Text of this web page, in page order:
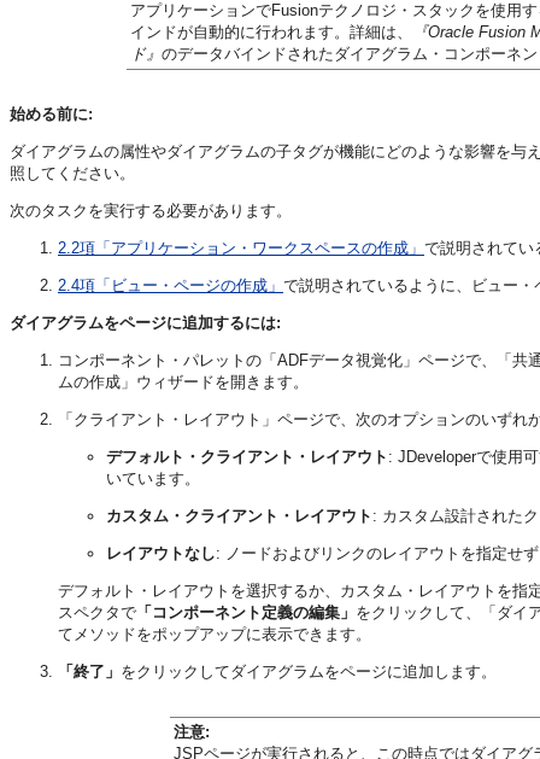
アプリケーションでFusionテクノロジ・スタックを使用
インドが自動的に行われます。詳細は、
『Oracle Fusion
ド』 のデータバインドされたダイアグラム・コンポーネ
始める前に:
ダイアグラムの属性やダイアグラムの子タグが機能にどのような影響を与
照してください。
次のタスクを実行する必要があります。
2.2項「アプリケーション・ワークスペースの作成」 で説明されてい
2.4項「ビュー・ページの作成」 で説明されているように、ビュー
ダイアグラムをページに追加するには:
コンポーネント・パレットの「ADFデータ視覚化」ページで、「共
ムの作成」ウィザードを開きます。
「クライアント・レイアウト」ページで、次のオプションのいずれ
デフォルト・クライアント・レイアウト : JDeveloperで使用
いています。
カスタム・クライアント・レイアウト : カスタム設計された
レイアウトなし: ノードおよびリンクのレイアウトを指定せ
デフォルト・レイアウトを選択するか、カスタム・レイアウトを
スペクタで 「コンポーネント定義の編集」 をクリックして、「ダイ
てメソッドをポップアップに表示できます。
「終了」 をクリックしてダイアグラムをページに追加します。
注意:
JSPページが実行されると、この時点ではダイア